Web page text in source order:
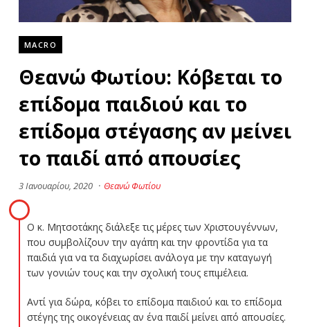
MACRO
Θεανώ Φωτίου: Κόβεται το
επίδομα παιδιού και το
επίδομα στέγασης αν μείνει
το παιδί από απουσίες
3 Ιανουαρίου, 2020 · Θεανώ Φωτίου
Ο κ. Μητσοτάκης διάλεξε τις μέρες των Χριστουγέννων,
που συμβολίζουν την αγάπη και την φροντίδα για τα
παιδιά για να τα διαχωρίσει ανάλογα με την καταγωγή
των γονιών τους και την σχολική τους επιμέλεια.
Αντί για δώρα, κόβει το επίδομα παιδιού και το επίδομα
στέγης της οικογένειας αν ένα παιδί μείνει από απουσίες.